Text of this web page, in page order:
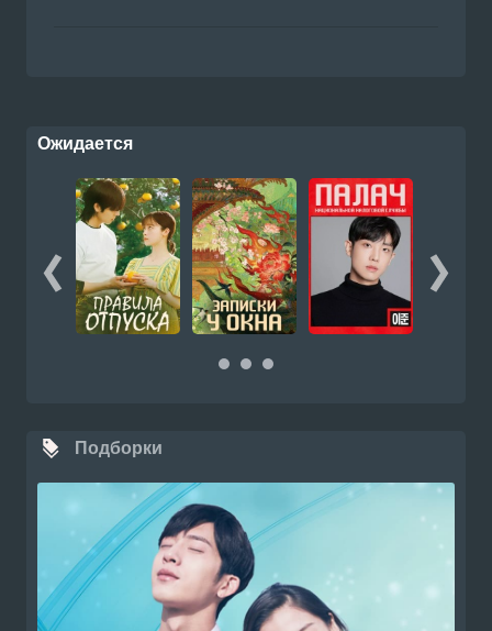
Ожидается
Подборки